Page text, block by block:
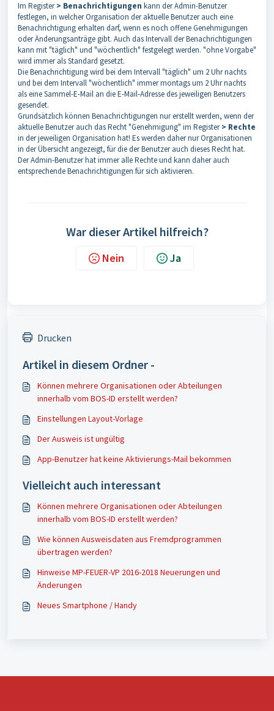
Im Register> Benachrichtigungen kann der Admin-Benutzer
festlegen, in welcher Organisation der aktuelle Benutzer auch eine
Benachrichtigung erhalten darf, wenn es noch offene Genehmigungen
oder Änderungsanträge gibt. Auch das Intervall der Benachrichtigungen
kann mit "täglich" und "wöchentlich" festgelegt werden. "ohne Vorgabe"
wird immer als Standard gesetzt.
Die Benachrichtigung wird bei dem Intervall "täglich" um 2 Uhr nachts
und bei dem Intervall "wöchentlich" immer montags um 2 Uhr nachts
als eine Sammel-E-Mail an die E-Mail-Adresse des jeweiligen Benutzers
gesendet.
Grundsätzlich können Benachrichtigungen nur erstellt werden, wenn der
aktuelle Benutzer auch das Recht "Genehmigung" im Register> Rechte
in der jeweiligen Organisation hat! Es werden daher nur Organisationen
in der Übersicht angezeigt, für die der Benutzer auch dieses Recht hat.
Der Admin-Benutzer hat immer alle Rechte und kann daher auch
entsprechende Benachrichtigungen für sich aktivieren.
War dieser Artikel hilfreich?
Nein Ja
Drucken
Artikel in diesem Ordner -
Können mehrere Organisationen oder Abteilungen
innerhalb vom BOS-ID erstellt werden?
Einstellungen Layout-Vorlage
Der Ausweis ist ungültig
App-Benutzer hat keine Aktivierungs-Mail bekommen
Vielleicht auch interessant
Können mehrere Organisationen oder Abteilungen
innerhalb vom BOS-ID erstellt werden?
Wie können Ausweisdaten aus Fremdprogrammen
übertragen werden?
Hinweise MP-FEUER-VP 2016-2018 Neuerungen und
Änderungen
Neues Smartphone / Handy